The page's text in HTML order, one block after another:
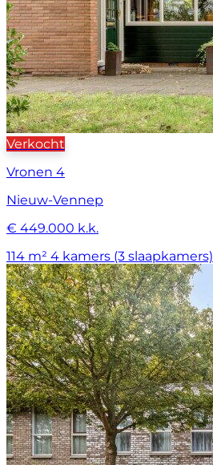
Verkocht
Vronen 4
Nieuw-Vennep
€ 449.000 k.k.
114 m² 4 kamers (3 slaapkamers)